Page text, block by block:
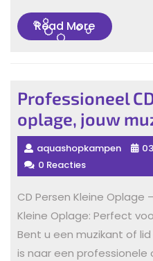
Read MoreRead
More
Professioneel
oplage, jouw
aquashopkampen
0 Reacties
CD Persen Kleine Oplage
Kleine Oplage: Perfect
Bent u een muzikant of
is naar een professionele